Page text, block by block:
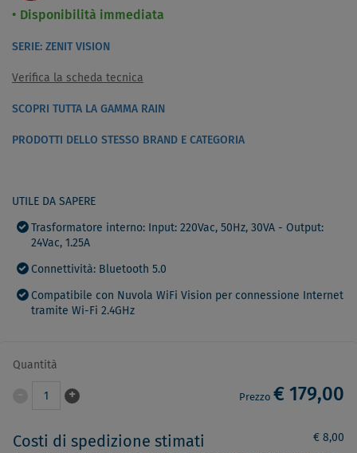
Disponibilità immediata
SERIE: ZENIT VISION
Verifica la scheda tecnica
SCOPRI TUTTA LA GAMMA RAIN
PRODOTTI DELLO STESSO BRAND E CATEGORIA
UTILE DA SAPERE
Trasformatore interno: Input: 220Vac, 50Hz, 30VA - Output:
24Vac, 1.25A
Connettività: Bluetooth 5.0
Compatibile con Nuvola WiFi Vision per connessione Internet
tramite Wi-Fi 2.4GHz
Quantità
1 + Prezzo € 179,00
Costi di spedizione stimati € 8,00